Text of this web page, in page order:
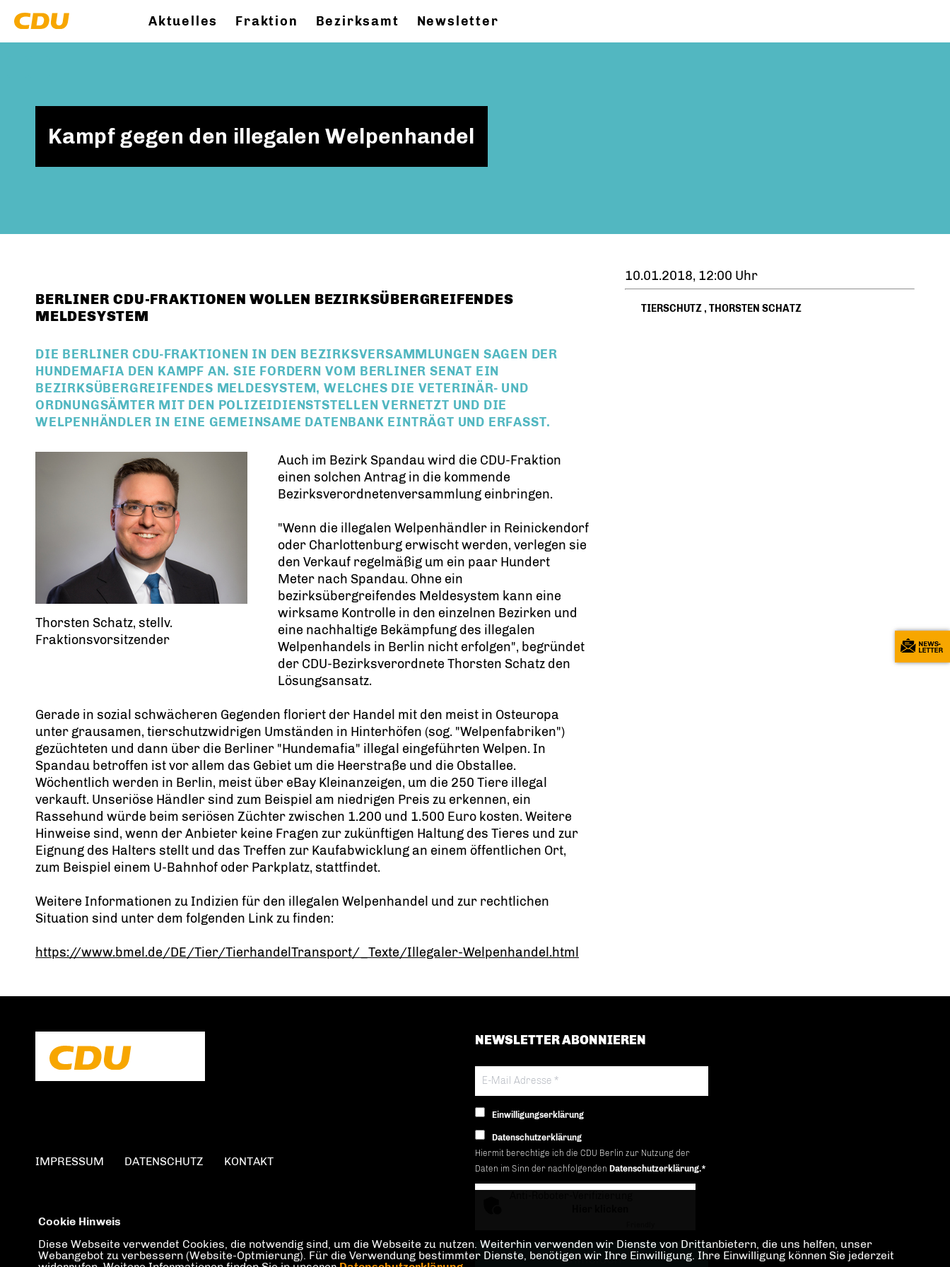
Aktuelles Fraktion Bezirksamt Newsletter
Kampf gegen den illegalen Welpenhandel
BERLINER CDU-FRAKTIONEN WOLLEN BEZIRKSÜBERGREIFENDES
MELDESYSTEM
DIE BERLINER CDU-FRAKTIONEN IN DEN BEZIRKSVERSAMMLUNGEN SAGEN DER
HUNDEMAFIA DEN KAMPF AN. SIE FORDERN VOM BERLINER SENAT EIN
BEZIRKSÜBERGREIFENDES MELDESYSTEM, WELCHES DIE VETERINÄR- UND
ORDNUNGSÄMTER MIT DEN POLIZEIDIENSTSTELLEN VERNETZT UND DIE
WELPENHÄNDLER IN EINE GEMEINSAME DATENBANK EINTRÄGT UND ERFASST.
Thorsten Schatz, stellv.
Fraktionsvorsitzender
Auch im Bezirk Spandau wird die CDU-Fraktion
einen solchen Antrag in die kommende
Bezirksverordnetenversammlung einbringen.
"Wenn die illegalen Welpenhändler in Reinickendorf
oder Charlottenburg erwischt werden, verlegen sie
den Verkauf regelmäßig um ein paar Hundert
Meter nach Spandau. Ohne ein
bezirksübergreifendes Meldesystem kann eine
wirksame Kontrolle in den einzelnen Bezirken und
eine nachhaltige Bekämpfung des illegalen
Welpenhandels in Berlin nicht erfolgen", begründet
der CDU-Bezirksverordnete Thorsten Schatz den
Lösungsansatz.
Gerade in sozial schwächeren Gegenden floriert der Handel mit den meist in Osteuropa
unter grausamen, tierschutzwidrigen Umständen in Hinterhöfen (sog. "Welpenfabriken")
gezüchteten und dann über die Berliner "Hundemafia" illegal eingeführten Welpen. In
Spandau betroffen ist vor allem das Gebiet um die Heerstraße und die Obstallee.
Wöchentlich werden in Berlin, meist über eBay Kleinanzeigen, um die 250 Tiere illegal
verkauft. Unseriöse Händler sind zum Beispiel am niedrigen Preis zu erkennen, ein
Rassehund würde beim seriösen Züchter zwischen 1.200 und 1.500 Euro kosten. Weitere
Hinweise sind, wenn der Anbieter keine Fragen zur zukünftigen Haltung des Tieres und zur
Eignung des Halters stellt und das Treffen zur Kaufabwicklung an einem öffentlichen Ort,
zum Beispiel einem U-Bahnhof oder Parkplatz, stattfindet.
Weitere Informationen zu Indizien für den illegalen Welpenhandel und zur rechtlichen
Situation sind unter dem folgenden Link zu finden:
https://www.bmel.de/DE/Tier/TierhandelTransport/_Texte/Illegaler-Welpenhandel.html
10.01.2018, 12:00 Uhr
TIERSCHUTZ,THORSTEN SCHATZ
IMPRESSUM DATENSCHUTZ KONTAKT
NEWSLETTER ABONNIEREN
Einwilligungserklärung
Datenschutzerklärung
Hiermit berechtige ich die CDU Berlin zur Nutzung der
Daten im Sinn der nachfolgenden Datenschutzerklärung.*
Cookie Hinweis
Diese Webseite verwendet Cookies, die notwendig sind, um die Webseite zu nutzen. Weiterhin verwenden wir Dienste von Drittanbietern, die uns helfen, unser
Webangebot zu verbessern (Website-Optmierung). Für die Verwendung bestimmter Dienste, benötigen wir Ihre Einwilligung. Ihre Einwilligung können Sie jederzeit